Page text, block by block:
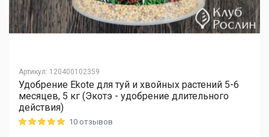
Артикул: 120400102359
Удобрение Ekote для туй и хвойных растений 5-6
месяцев, 5 кг (Экотэ - удобрение длительного
действия)
Rating: 5 out of 510 отзывов